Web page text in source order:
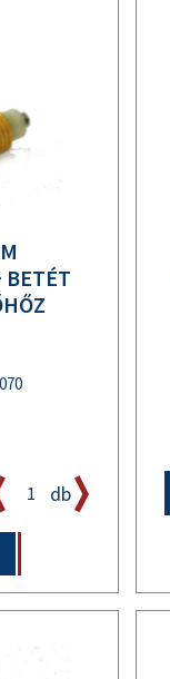
BETÉT
db